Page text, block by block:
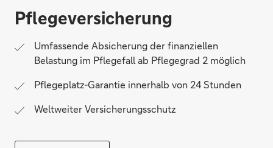
Pflegeversicherung
Umfassende Absicherung der finanziellen
Belastung im Pflegefall ab Pflegegrad 2 möglich
Pflegeplatz-Garantie innerhalb von 24 Stunden
Weltweiter Versicherungsschutz